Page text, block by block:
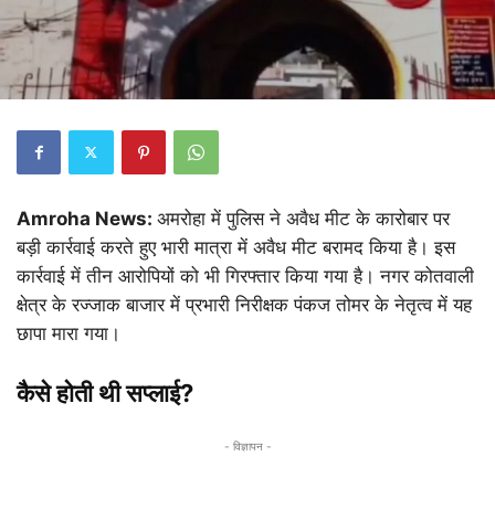
Amroha News: अमरोहा में पुलिस ने अवैध मीट के कारोबार पर
बड़ी कार्रवाई करते हुए भारी मात्रा में अवैध मीट बरामद किया है। इस
कार्रवाई में तीन आरोपियों को भी गिरफ्तार किया गया है। नगर कोतवाली
क्षेत्र के रज्जाक बाजार में प्रभारी निरीक्षक पंकज तोमर के नेतृत्व में यह
छापा मारा गया।
कैसे होती थी सप्लाई?
- विज्ञापन -